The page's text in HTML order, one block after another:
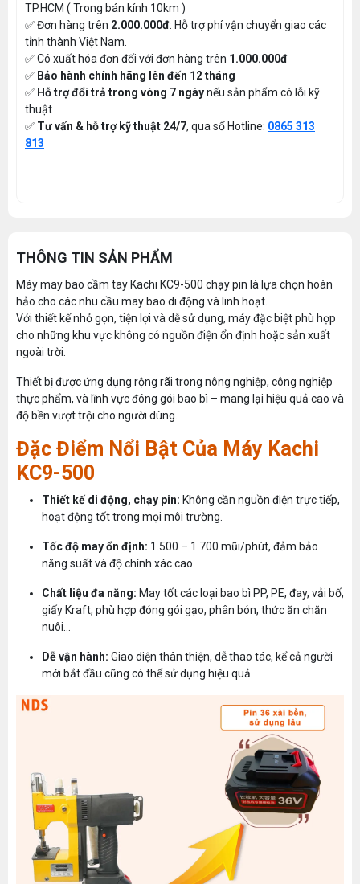
TP.HCM ( Trong bán kính 10km )
✅ Đơn hàng trên 2.000.000đ: Hỗ trợ phí vận chuyển giao các
tỉnh thành Việt Nam.
✅ Có xuất hóa đơn đối với đơn hàng trên 1.000.000đ
✅ Bảo hành chính hãng lên đến 12 tháng
✅ Hỗ trợ đổi trả trong vòng 7 ngàynếu sản phẩm có lỗi kỹ
thuật
✅ Tư vấn & hỗ trợ kỹ thuật 24/7, qua số Hotline: 0865 313
813
THÔNG TIN SẢN PHẨM
Máy may bao cầm tay Kachi KC9-500 chạy pin là lựa chọn hoàn
hảo cho các nhu cầu may bao di động và linh hoạt.
Với thiết kế nhỏ gọn, tiện lợi và dễ sử dụng, máy đặc biệt phù hợp
cho những khu vực không có nguồn điện ổn định hoặc sản xuất
ngoài trời.
Thiết bị được ứng dụng rộng rãi trong nông nghiệp, công nghiệp
thực phẩm, và lĩnh vực đóng gói bao bì – mang lại hiệu quả cao và
độ bền vượt trội cho người dùng.
Đặc Điểm Nổi Bật Của Máy Kachi
KC9-500
Thiết kế di động, chạy pin: Không cần nguồn điện trực tiếp,
hoạt động tốt trong mọi môi trường.
Tốc độ may ổn định: 1.500 – 1.700 mũi/phút, đảm bảo
năng suất và độ chính xác cao.
Chất liệu đa năng: May tốt các loại bao bì PP, PE, đay, vải bố,
giấy Kraft, phù hợp đóng gói gạo, phân bón, thức ăn chăn
nuôi…
Dễ vận hành: Giao diện thân thiện, dễ thao tác, kể cả người
mới bắt đầu cũng có thể sử dụng hiệu quả.